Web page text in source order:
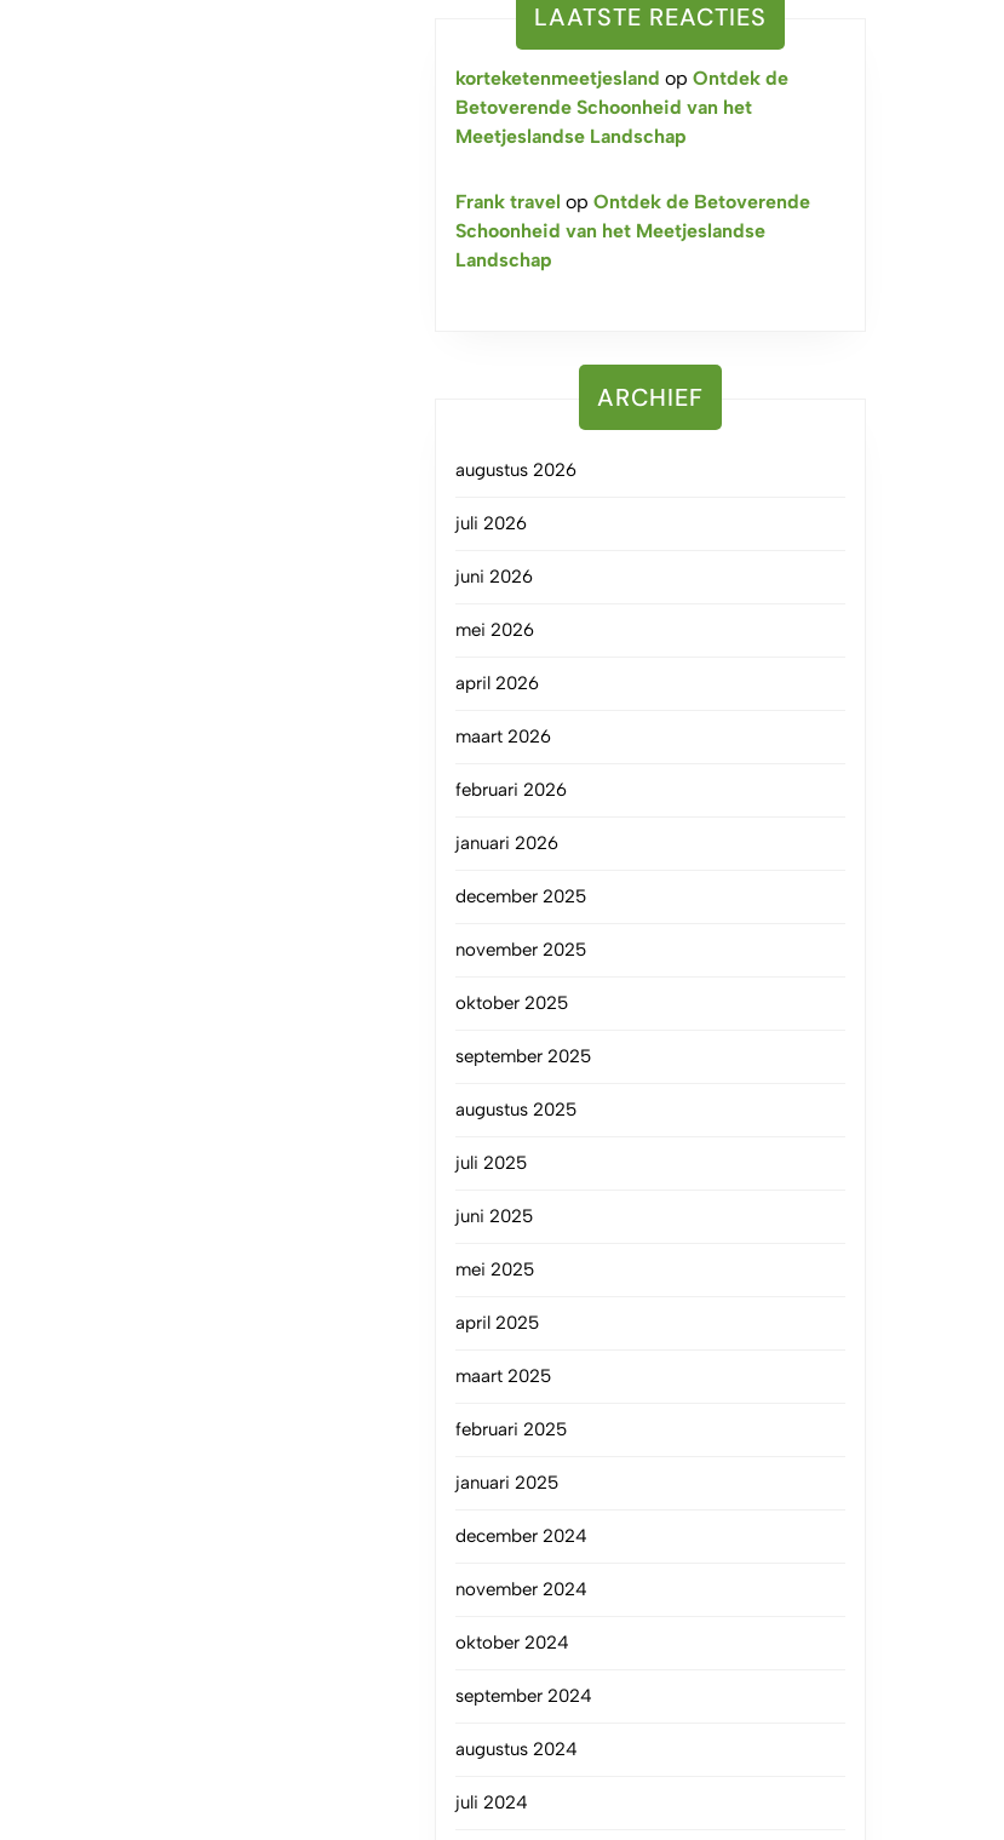
LAATSTE REACTIES
korteketenmeetjesland op Ontdek de
Betoverende Schoonheid van het
Meetjeslandse Landschap
Frank travel op Ontdek de Betoverende
Schoonheid van het Meetjeslandse
Landschap
ARCHIEF
augustus 2026
juli 2026
juni 2026
mei 2026
april 2026
maart 2026
februari 2026
januari 2026
december 2025
november 2025
oktober 2025
september 2025
augustus 2025
juli 2025
juni 2025
mei 2025
april 2025
maart 2025
februari 2025
januari 2025
december 2024
november 2024
oktober 2024
september 2024
augustus 2024
juli 2024